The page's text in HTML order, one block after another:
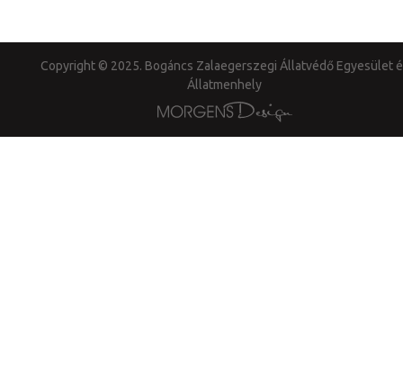
Copyright © 2025. Bogáncs Zalaegerszegi Állatvédő Egyesület
Állatmenhely